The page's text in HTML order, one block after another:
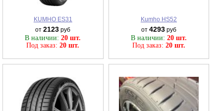
KUMHO ES31
от2123 руб
В наличии:20 шт.
Под заказ:20 шт.
Kumho HS52
от 4293руб
В наличии: 20 шт.
Под заказ: 20 шт.